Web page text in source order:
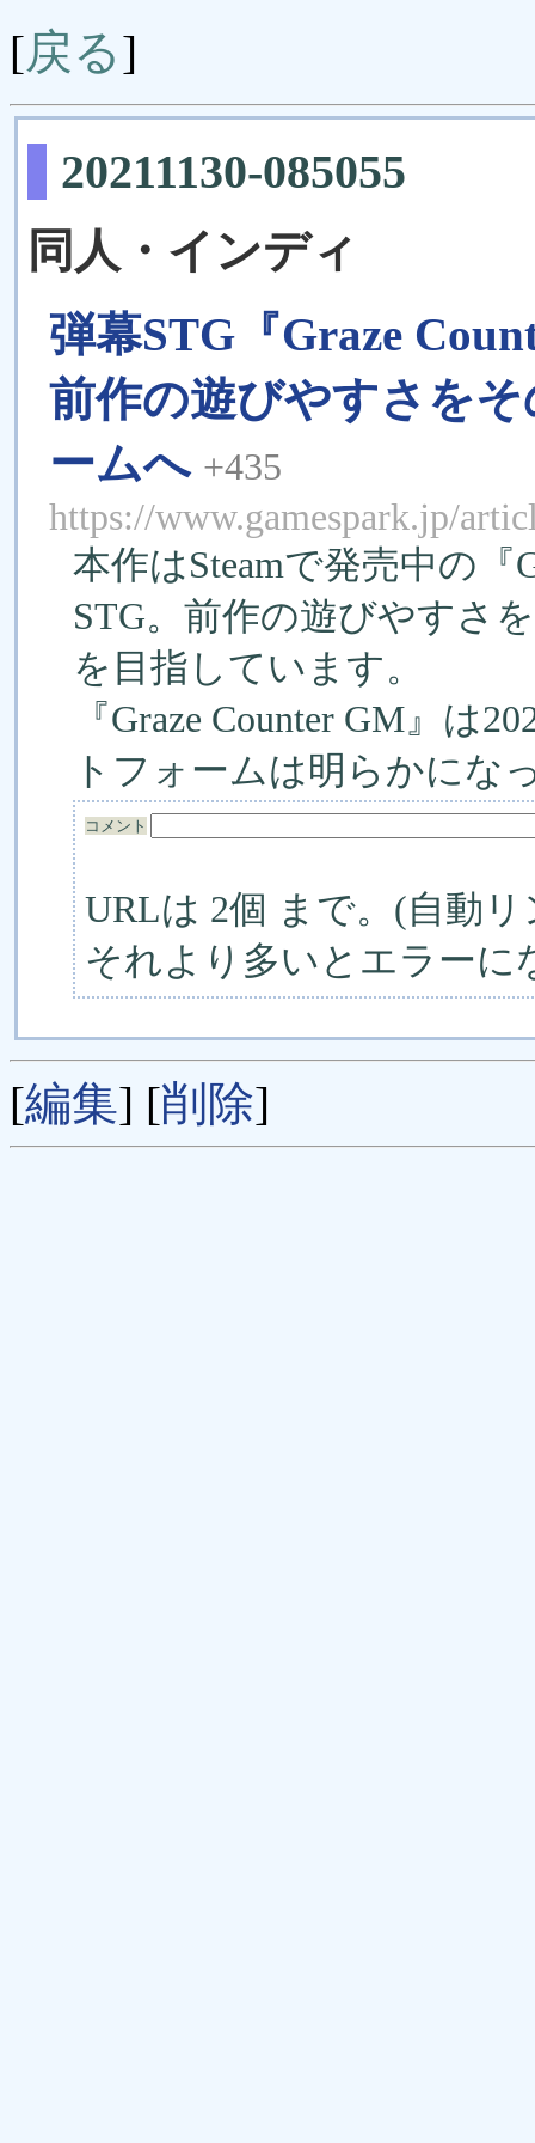
[戻る]
20211130-085055
同人・インディ
弾幕STG『Graze
前作の遊びやすさを
ームへ +435
https://www.gamespark.jp/
本作はSteamで発売中の『
STG。前作の遊びやすさ
を目指しています。
『Graze Counter GM』は
トフォームは明らかにな
コメント
URLは 2個 まで。(自動リ
それより多いとエラーに
[編集] [削除]